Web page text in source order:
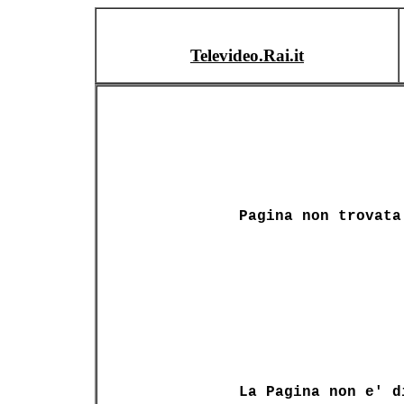
Televideo.Rai.it
Pagina non trovata
La Pagina non e'